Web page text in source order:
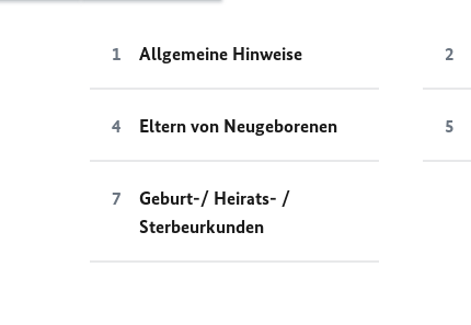
Allgemeine Hinweise
Eltern von Neugeborenen
Geburt-/ Heirats- /
Sterbeurkunden